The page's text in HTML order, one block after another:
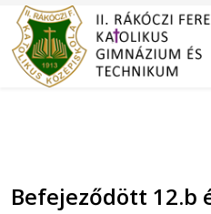
Befejeződött 12.b